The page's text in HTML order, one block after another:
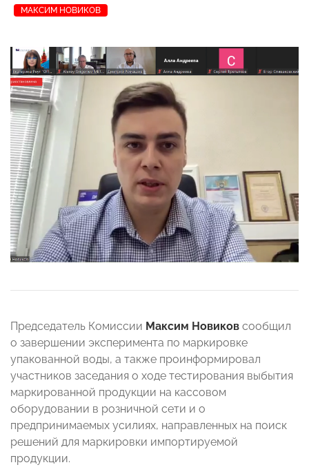
МАКСИМ НОВИКОВ
Председатель Комиссии Максим Новиков сообщил
о завершении эксперимента по маркировке
упакованной воды, а также проинформировал
участников заседания о ходе тестирования выбытия
маркированной продукции на кассовом
оборудовании в розничной сети и о
предпринимаемых усилиях, направленных на поиск
решений для маркировки импортируемой
продукции.